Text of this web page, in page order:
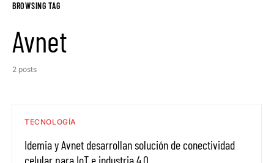
BROWSING TAG
Avnet
2 posts
TECNOLOGÍA
Idemia y Avnet desarrollan solución de conectividad
celular para IoT e industria 4.0